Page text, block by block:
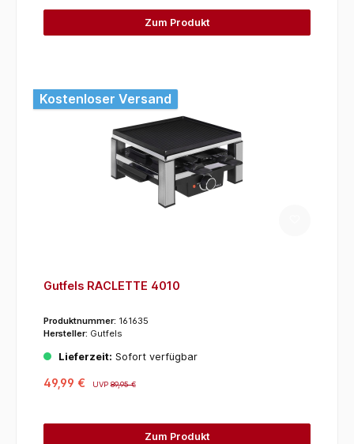
Zum Produkt
Kostenloser Versand
Gutfels RACLETTE 4010
Produktnummer: 161635
Hersteller: Gutfels
Lieferzeit: Sofort verfügbar
49,99 € UVP89,95 €
Zum Produkt